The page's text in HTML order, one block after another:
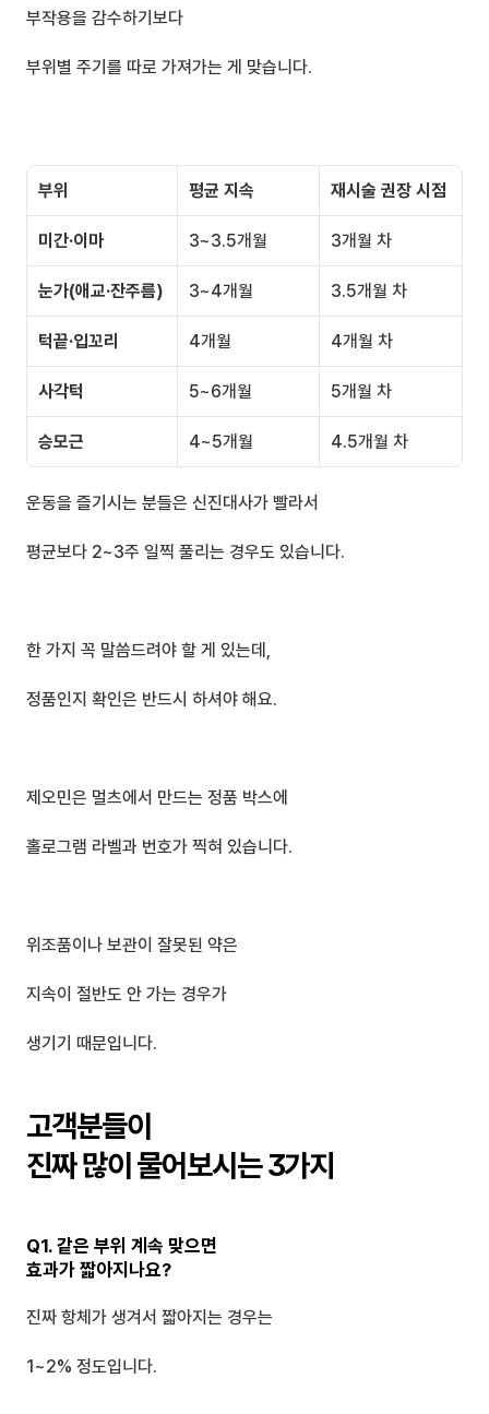
부작용을 감수하기보다
부위별 주기를 따로 가져가는 게 맞습니다.
부위 평균 지속 재시술 권장 시점
미간·이마 3~3.5개월 3개월 차
눈가(애교·잔주름) 3~4개월 3.5개월 차
턱끝·입꼬리 4개월 4개월 차
사각턱 5~6개월 5개월 차
승모근 4~5개월 4.5개월 차
운동을 즐기시는 분들은 신진대사가 빨라서
평균보다 2~3주 일찍 풀리는 경우도 있습니다.
한 가지 꼭 말씀드려야 할 게 있는데,
정품인지 확인은 반드시 하셔야 해요.
제오민은 멀츠에서 만드는 정품 박스에
홀로그램 라벨과 번호가 찍혀 있습니다.
위조품이나 보관이 잘못된 약은
지속이 절반도 안 가는 경우가
생기기 때문입니다.
고객분들이
진짜 많이 물어보시는 3가지
Q1. 같은 부위 계속 맞으면
효과가 짧아지나요?
진짜 항체가 생겨서 짧아지는 경우는
1~2% 정도입니다.